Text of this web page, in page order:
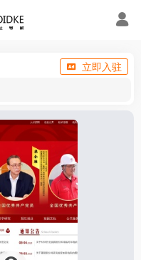
立即入驻